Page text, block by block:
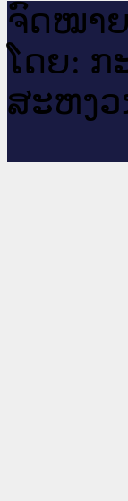
ຈົດ​ໝາ
ໂດຍ: ກ
ສະ​ຫງວ